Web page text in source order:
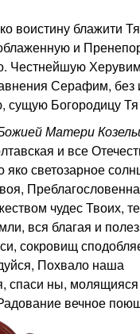
воистину блажити Тя
и
Честнейшую
Серафим, без
сущую Богородицу
Матери
и все
яко светозарное
чудес Твоих,
вся благая и
сокровищ
Похвало наша
спаси ны,
вечное